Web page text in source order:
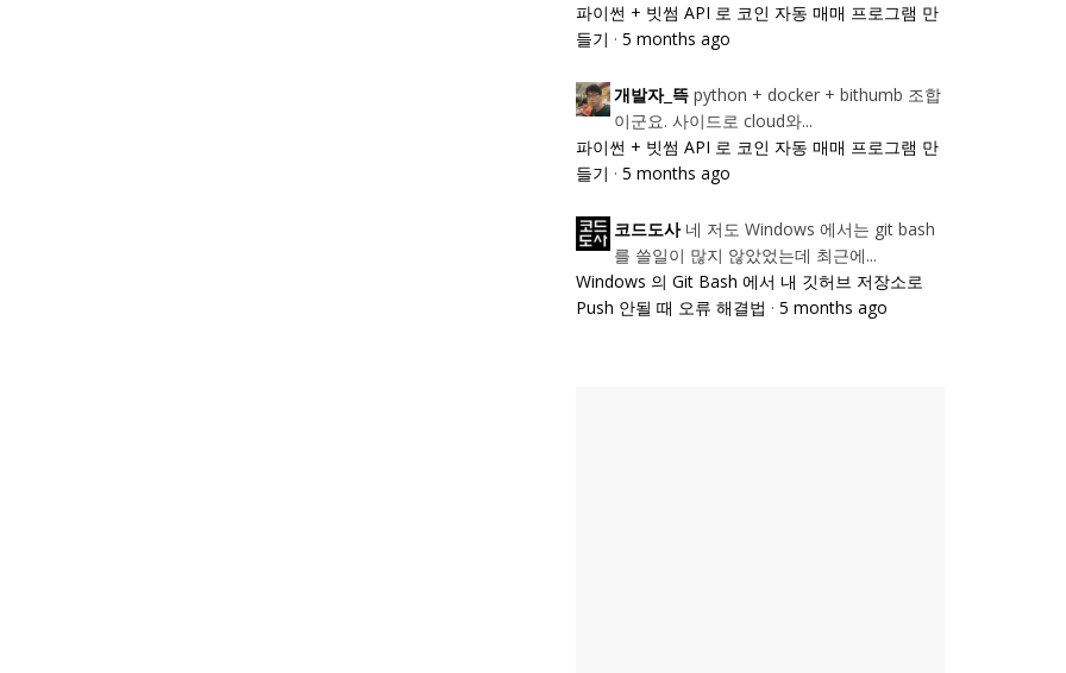
파이썬 + 빗썸 API 로 코인 자동 매매 프로그램 만
들기 · 5 months ago
개발자_뜩 python + docker + bithumb 조합
이군요. 사이드로 cloud와...
파이썬 + 빗썸 API 로 코인 자동 매매 프로그램 만
들기 · 5 months ago
코드도사 네 저도 Windows 에서는 git bash
를 쓸일이 많지 않았었는데 최근에...
Windows 의 Git Bash 에서 내 깃허브 저장소로
Push 안될 때 오류 해결법 · 5 months ago